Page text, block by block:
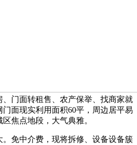
门面转租售、农产保举、找商家就
面现实利用面积60平，周边居平易
焦点地段，大气典雅。
免中介费，现将拆修、设备设备簇